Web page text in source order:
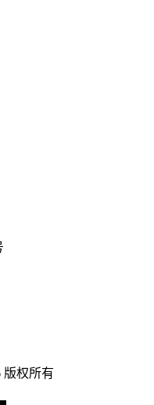
版权所有